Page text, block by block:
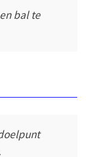
bal te